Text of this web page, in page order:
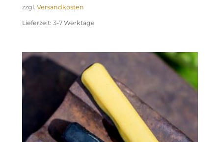
zzgl. Versandkosten
Lieferzeit: 3-7 Werktage